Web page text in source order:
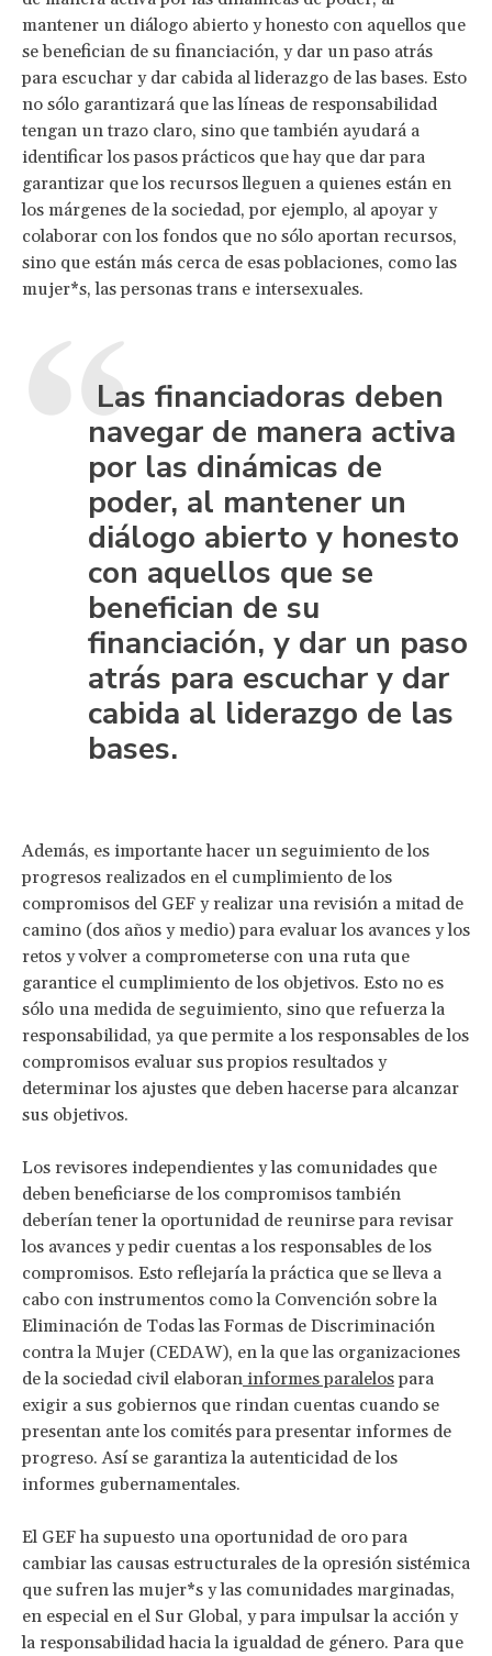
mantener un diálogo abierto y honesto con aquellos que
se benefician de su financiación, y dar un paso atrás
para escuchar y dar cabida al liderazgo de las bases. Esto
no sólo garantizará que las líneas de responsabilidad
tengan un trazo claro, sino que también ayudará a
identificar los pasos prácticos que hay que dar para
garantizar que los recursos lleguen a quienes están en
los márgenes de la sociedad, por ejemplo, al apoyar y
colaborar con los fondos que no sólo aportan recursos,
sino que están más cerca de esas poblaciones, como las
mujer*s, las personas trans e intersexuales.
Las financiadoras deben
navegar de manera activa
por las dinámicas de
poder, al mantener un
diálogo abierto y honesto
con aquellos que se
benefician de su
financiación, y dar un paso
atrás para escuchar y dar
cabida al liderazgo de las
bases.
Además, es importante hacer un seguimiento de los
progresos realizados en el cumplimiento de los
compromisos del GEF y realizar una revisión a mitad de
camino (dos años y medio) para evaluar los avances y los
retos y volver a comprometerse con una ruta que
garantice el cumplimiento de los objetivos. Esto no es
sólo una medida de seguimiento, sino que refuerza la
responsabilidad, ya que permite a los responsables de los
compromisos evaluar sus propios resultados y
determinar los ajustes que deben hacerse para alcanzar
sus objetivos.
Los revisores independientes y las comunidades que
deben beneficiarse de los compromisos también
deberían tener la oportunidad de reunirse para revisar
los avances y pedir cuentas a los responsables de los
compromisos. Esto reflejaría la práctica que se lleva a
cabo con instrumentos como la Convención sobre la
Eliminación de Todas las Formas de Discriminación
contra la Mujer (CEDAW), en la que las organizaciones
de la sociedad civil elaboran informes paralelospara
exigir a sus gobiernos que rindan cuentas cuando se
presentan ante los comités para presentar informes de
progreso. Así se garantiza la autenticidad de los
informes gubernamentales.
El GEF ha supuesto una oportunidad de oro para
cambiar las causas estructurales de la opresión sistémica
que sufren las mujer*s y las comunidades marginadas,
en especial en el Sur Global, y para impulsar la acción y
la responsabilidad hacia la igualdad de género. Para que